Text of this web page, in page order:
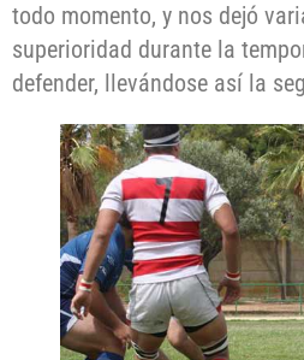
todo momento, y nos dejó
superioridad durante la
defender, llevándose así la